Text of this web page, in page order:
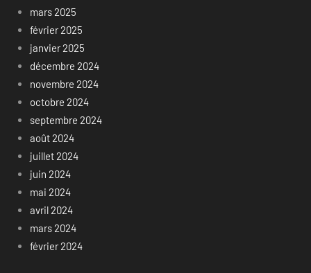
mars 2025
février 2025
janvier 2025
décembre 2024
novembre 2024
octobre 2024
septembre 2024
août 2024
juillet 2024
juin 2024
mai 2024
avril 2024
mars 2024
février 2024